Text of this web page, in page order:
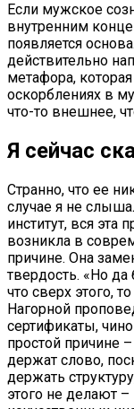
Если мужское
внутренним
появляется
действительно
метафора,
оскорблениях в
что-то внешнее,
Я сейчас
Странно, что ее
случае я не
институт, вся эта
возникла в
причине. Она
твердость. «Но да
что сверх этого,
Нагорной
сертификаты,
простой причине
держат слово,
держать
этого не делают